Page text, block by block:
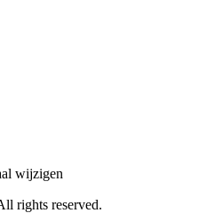
wijzigen
rights reserved.